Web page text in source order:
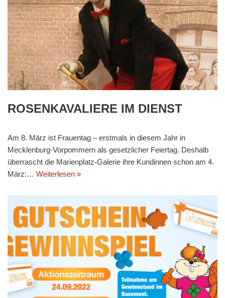
ROSENKAVALIERE IM DIENST
Am 8. März ist Frauentag – erstmals in diesem Jahr in
Mecklenburg-Vorpommern als gesetzlicher Feiertag. Deshalb
überrascht die Marienplatz-Galerie ihre Kundinnen schon am 4.
März:… Weiterlesen »